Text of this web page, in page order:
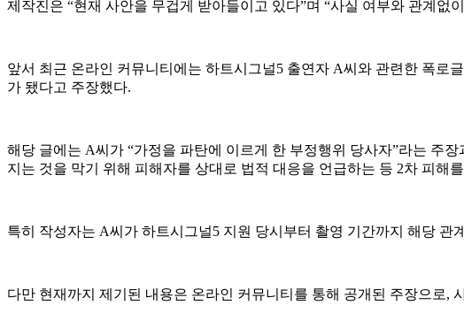
제작진은 “현재 사안을 무겁게 받아들이고 있다”며 “사실 여부와 관계
앞서 최근 온라인 커뮤니티에는 하트시그널5 출연자 A씨와 관련한 폭로
가 됐다고 주장했다.
해당 글에는 A씨가 “가정을 파탄에 이르게 한 부정행위 당사자”라는 주
지는 것을 막기 위해 피해자를 상대로 법적 대응을 언급하는 등 2차 피해
특히 작성자는 A씨가 하트시그널5 지원 당시부터 촬영 기간까지 해당 관
다만 현재까지 제기된 내용은 온라인 커뮤니티를 통해 공개된 주장으로,